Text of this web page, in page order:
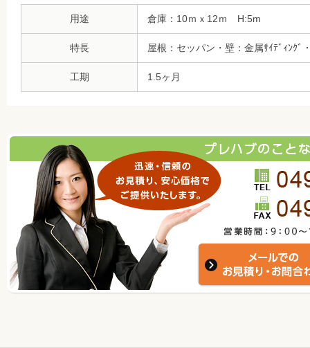
用途 倉庫：10ｍｘ12ｍ H:5m
特長 屋根：セッパン・壁：金属ｻｲﾃﾞｨﾝｸﾞ
工期 1.5ヶ月